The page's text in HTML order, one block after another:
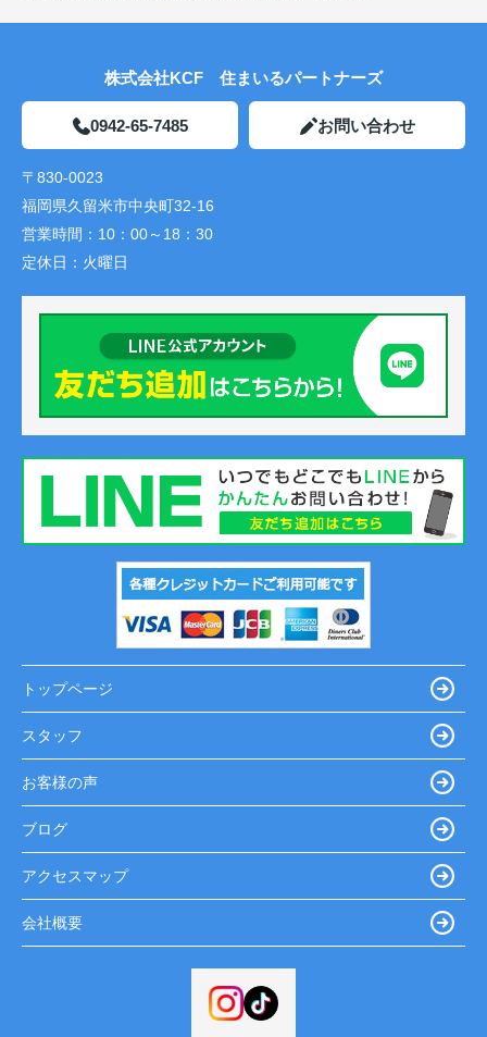
株式会社KCF 住まいるパートナーズ
0942-65-7485 お問い合わせ
〒830-0023
福岡県久留米市中央町32-16
営業時間： 10：00～18：30
定休日： 火曜日
トップページ
スタッフ
お客様の声
ブログ
アクセスマップ
会社概要